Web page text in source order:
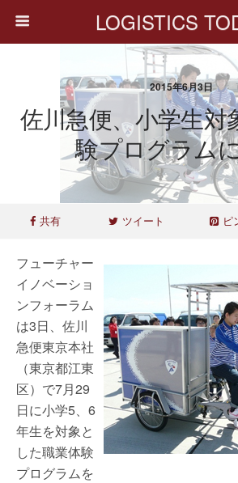
LOGISTICS
2015年6月3日
佐川急便、小学生対
験プログラム
共有 ツイート ピ
フューチャー
イノベーショ
ンフォーラム
は3日、佐川
急便東京本社
（東京都江東
区）で7月29
日に小学5、6
年生を対象と
した職業体験
プログラムを